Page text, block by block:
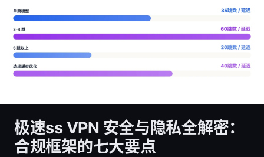
极速ss VPN 安全与隐私全解密：
合规框架的七大要点